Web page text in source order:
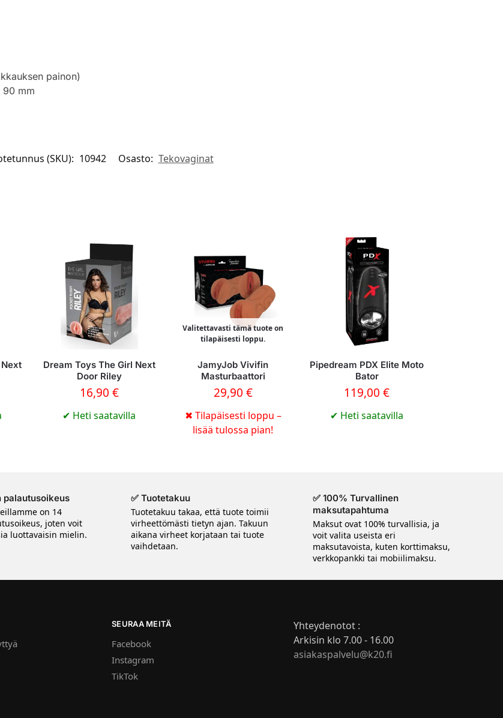
painon)
mm
(SKU): 10942 Osasto: Tekovaginat
Dream Toys The Girl Next
Door Riley
16,90 €
✔ Heti saatavilla
Valitettavasti tämä tuote on
tilapäisesti loppu.
JamyJob Vivifin
Masturbaattori
29,90 €
✖ Tilapäisesti loppu –
lisää tulossa pian!
Pipedream PDX Elite Moto
Bator
119,00€
✔ Heti saatavilla
palautusoikeus
on 14
joten voit
luottavaisin mielin.
✅ Tuotetakuu
Tuotetakuu takaa, että tuote toimii
virheettömästi tietyn ajan. Takuun
aikana virheet korjataan tai tuote
vaihdetaan.
✅ 100% Turvallinen
maksutapahtuma
Maksut ovat 100% turvallisia, ja
voit valita useista eri
maksutavoista, kuten korttimaksu,
verkkopankki tai mobiilimaksu.
SEURAA MEITÄ
Facebook
Instagram
TikTok
Yhteydenotot :
Arkisin klo 7.00 - 16.00
asiakaspalvelu@k20.fi